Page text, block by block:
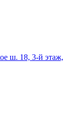
ш. 18, 3-й этаж,